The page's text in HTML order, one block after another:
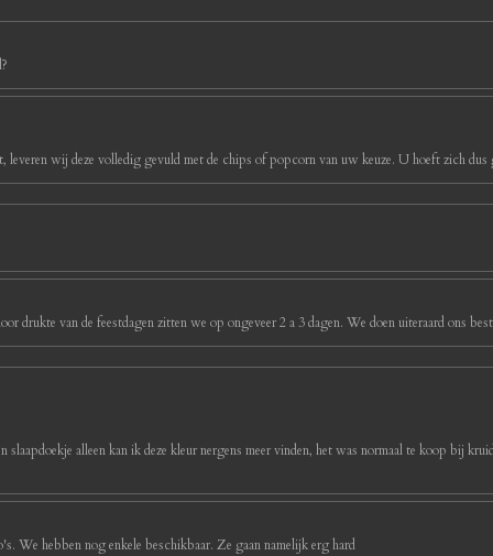
wij deze volledig gevuld met de chips of popcorn van uw keuze. U hoeft zich dus
drukte van de feestdagen zitten we op ongeveer 2 a 3 dagen. We doen uiteraard ons
alleen kan ik deze kleur nergens meer vinden, het was normaal te koop bij
We hebben nog enkele beschikbaar. Ze gaan namelijk erg hard